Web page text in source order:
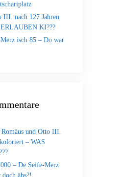
III. nach 127 Jahren
KI???
isch 85 – Do war
Romäus und Otto III.
– WAS
– De Seife-Merz
äbs?!